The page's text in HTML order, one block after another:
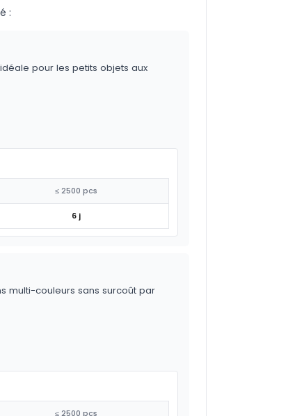
:
pour les petits objets aux
≤ 2500 pcs
6 j
multi-couleurs sans surcoût par
≤ 2500 pcs